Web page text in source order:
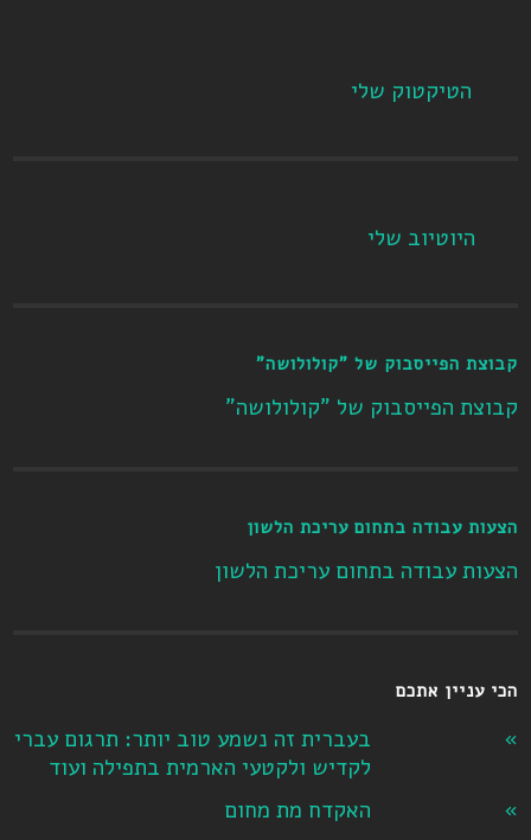
הטיקטוק שלי
היוטיוב שלי
קבוצת הפייסבוק של "קולולושה"
קבוצת הפייסבוק של "קולולושה"
הצעות עבודה בתחום עריכת הלשון
הצעות עבודה בתחום עריכת הלשון
הכי עניין אתכם
בעברית זה נשמע טוב יותר: תרגום עברי
לקדיש ולקטעי הארמית בתפילה ועוד
האקדח מת מחום